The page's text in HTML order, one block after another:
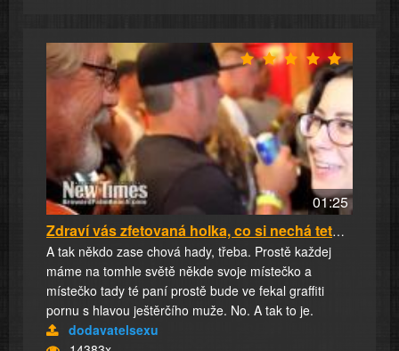
01:25
Zdraví vás zfetovaná holka, co si nechá tetov...
A tak někdo zase chová hady, třeba. Prostě každej
máme na tomhle světě někde svoje místečko a
místečko tady té paní prostě bude ve fekal graffiti
pornu s hlavou ještěrčího muže. No. A tak to je.
dodavatelsexu